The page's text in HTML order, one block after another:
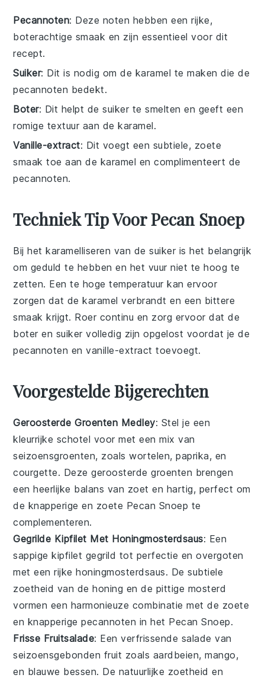
Pecannoten: Deze noten hebben een rijke,
boterachtige smaak en zijn essentieel voor dit
recept.
Suiker: Dit is nodig om de karamel te maken die de
pecannoten bedekt.
Boter: Dit helpt de suiker te smelten en geeft een
romige textuur aan de karamel.
Vanille-extract: Dit voegt een subtiele, zoete
smaak toe aan de karamel en complimenteert de
pecannoten.
Techniek Tip Voor Pecan Snoep
Bij het karamelliseren van desuiker is het belangrijk
om geduld te hebben en het vuur niet te hoog te
zetten. Een te hoge temperatuur kan ervoor
zorgen dat dekaramel verbrandt en een bittere
smaak krijgt. Roer continu en zorg ervoor dat de
boter en suiker volledig zijn opgelost voordat je de
pecannoten envanille-extract toevoegt.
Voorgestelde Bijgerechten
Geroosterde Groenten Medley: Stel je een
kleurrijke schotel voor met een mix van
seizoensgroenten, zoalswortelen,paprika, en
courgette. Deze geroosterdegroenten brengen
een heerlijke balans van zoet en hartig, perfect om
de knapperige en zoete Pecan Snoep te
complementeren.
Gegrilde Kipfilet Met Honingmosterdsaus: Een
sappigekipfilet gegrild tot perfectie en overgoten
met een rijkehoningmosterdsaus. De subtiele
zoetheid van dehoning en de pittige mosterd
vormen een harmonieuze combinatie met de zoete
en knapperigepecannoten in het Pecan Snoep.
Frisse Fruitsalade: Een verfrissende salade van
seizoensgebonden fruit zoals aardbeien,mango,
en blauwe bessen. De natuurlijke zoetheid en